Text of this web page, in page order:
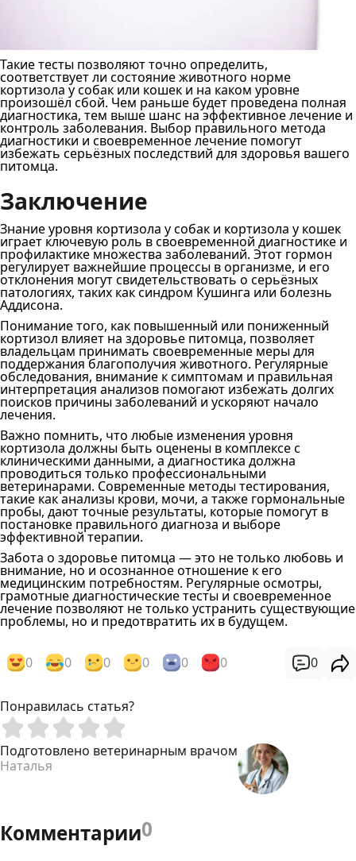
Такие тесты позволяют точно определить,
соответствует ли состояние животного норме
кортизола у собак или кошек и на каком уровне
произошёл сбой. Чем раньше будет проведена полная
диагностика, тем выше шанс на эффективное лечение и
контроль заболевания. Выбор правильного метода
диагностики и своевременное лечение помогут
избежать серьёзных последствий для здоровья вашего
питомца.
Заключение
Знание уровня кортизола у собак и кортизола у кошек
играет ключевую роль в своевременной диагностике и
профилактике множества заболеваний. Этот гормон
регулирует важнейшие процессы в организме, и его
отклонения могут свидетельствовать о серьёзных
патологиях, таких как синдром Кушинга или болезнь
Аддисона.
Понимание того, как повышенный или пониженный
кортизол влияет на здоровье питомца, позволяет
владельцам принимать своевременные меры для
поддержания благополучия животного. Регулярные
обследования, внимание к симптомам и правильная
интерпретация анализов помогают избежать долгих
поисков причины заболеваний и ускоряют начало
лечения.
Важно помнить, что любые изменения уровня
кортизола должны быть оценены в комплексе с
клиническими данными, а диагностика должна
проводиться только профессиональными
ветеринарами. Современные методы тестирования,
такие как анализы крови, мочи, а также гормональные
пробы, дают точные результаты, которые помогут в
постановке правильного диагноза и выборе
эффективной терапии.
Забота о здоровье питомца — это не только любовь и
внимание, но и осознанное отношение к его
медицинским потребностям. Регулярные осмотры,
грамотные диагностические тесты и своевременное
лечение позволяют не только устранить существующие
проблемы, но и предотвратить их в будущем.
0 0 0 0 0 0 0
Понравилась статья?
Подготовлено ветеринарным врачом
Наталья
Комментарии0